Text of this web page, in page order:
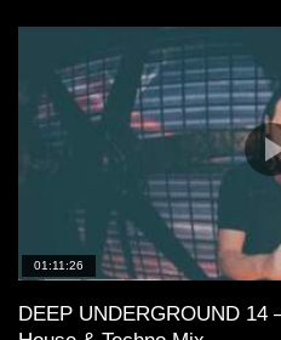
01:11:26
DEEP UNDERGROUND 14